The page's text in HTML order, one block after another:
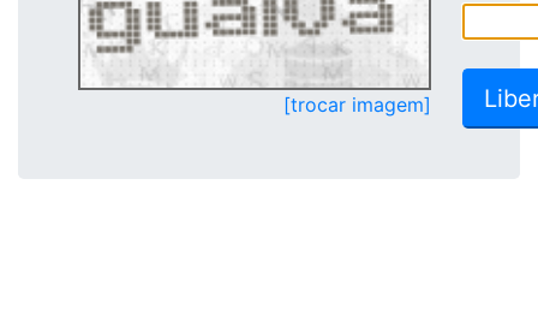
[trocar imagem]